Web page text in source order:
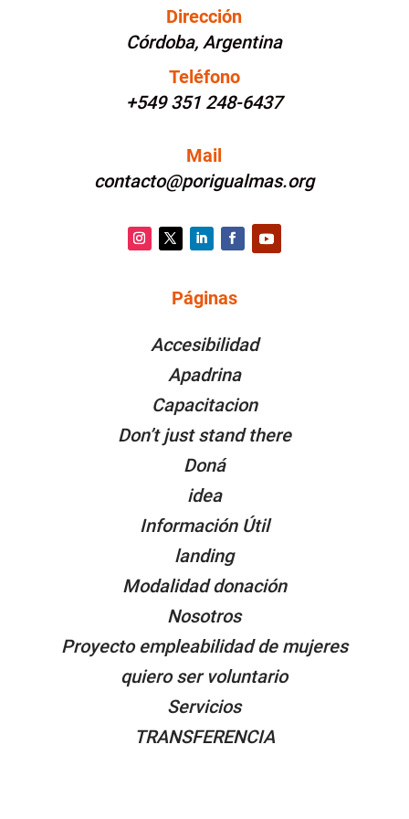
Dirección
Córdoba, Argentina
Teléfono
+549 351 248-6437
Mail
contacto@porigualmas.org
Facebook
Páginas
Accesibilidad
Apadrina
Capacitacion
Don’t just stand there
Doná
idea
Información Útil
landing
Modalidad donación
Nosotros
Proyecto empleabilidad de mujeres
quiero ser voluntario
Servicios
TRANSFERENCIA